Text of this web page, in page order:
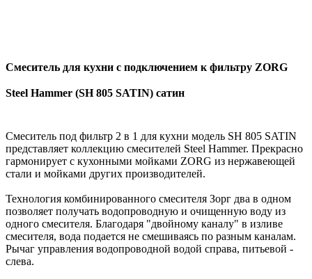
Смеситель для кухни с подключением к фильтру ZORG
Steel Hammer (SH 805 SATIN) сатин
Смеситель под фильтр 2 в 1 для кухни модель SH 805 SATIN
представляет коллекцию смесителей Steel Hammer. Прекрасно
гармонирует с кухонными мойками ZORG из нержавеющей
стали и мойками других производителей.
Технология комбинированного смесителя Зорг два в одном
позволяет получать водопроводную и очищенную воду из
одного смесителя. Благодаря "двойному каналу" в изливе
смесителя, вода подается не смешиваясь по разным каналам.
Рычаг управления водопроводной водой справа, питьевой -
слева.